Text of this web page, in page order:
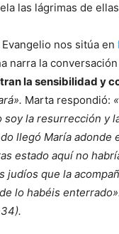
las lágrimas de
nos sitúa en
narra la
la sensibilidad y
Marta respondió:
soy la resurrección y
llegó María
estado aquí no
judíos que la
lo habéis